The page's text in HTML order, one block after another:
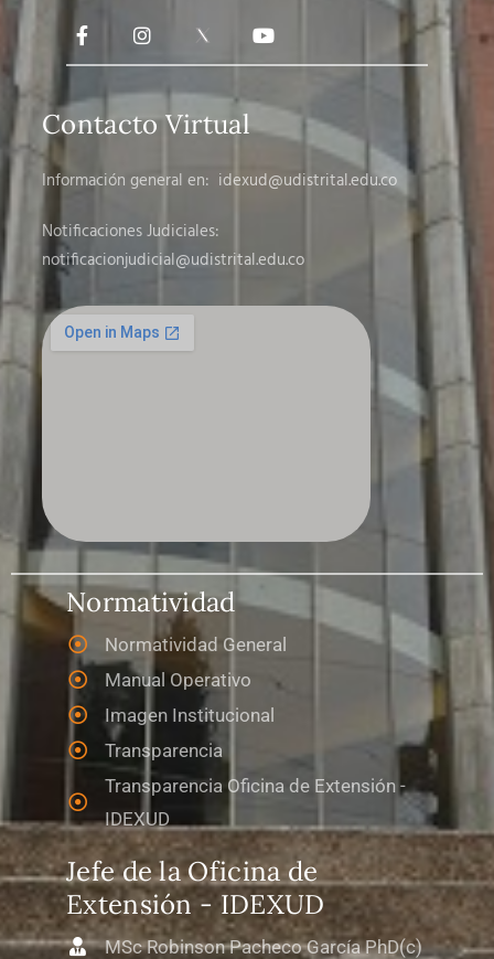
Contacto Virtual
Información general en: idexud@udistrital.edu.co
Notificaciones Judiciales:
notificacionjudicial@udistrital.edu.co
Normatividad
Normatividad General
Manual Operativo
Imagen Institucional
Transparencia
Transparencia Oficina de Extensión -
IDEXUD
Jefe de la Oficina de
Extensión - IDEXUD
MSc Robinson Pacheco García PhD(c)